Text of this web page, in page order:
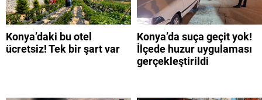
Konya’daki bu otel
ücretsiz! Tek bir şart var
Konya’da suça geçit yok!
İlçede huzur uygulaması
gerçekleştirildi